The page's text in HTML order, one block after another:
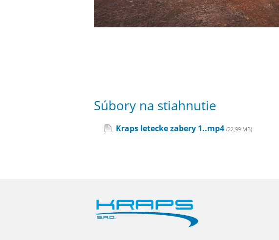
Súbory na stiahnutie
Kraps letecke zabery 1..mp4 (22,99 MB)